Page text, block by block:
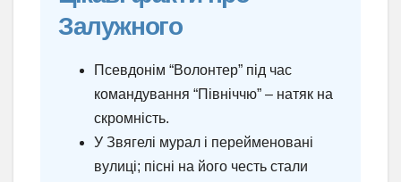
Залужного
Псевдонім “Волонтер” під час
командування “Північчю” – натяк на
скромність.
У Звягелі мурал і перейменовані
вулиці; пісні на його честь стали